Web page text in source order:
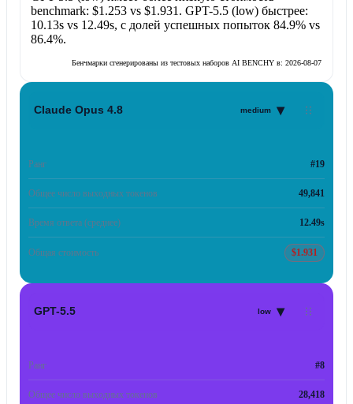
benchmark: $1.253vs $1.931 . GPT-5.5 (low)быстрее:
10.13svs 12.49s, с долей успешных попыток 84.9%vs
86.4%.
Бенчмарки сгенерированы из тестовых наборов AI BENCHY в: 2026-08-07
Claude Opus 4.8 medium ▾
Ранг #19
Общее число выходных токенов 49,841
Время ответа (среднее) 12.49s
Общая стоимость $1.931
GPT-5.5 low ▾
Ранг #8
Общее число выходных токенов 28,418